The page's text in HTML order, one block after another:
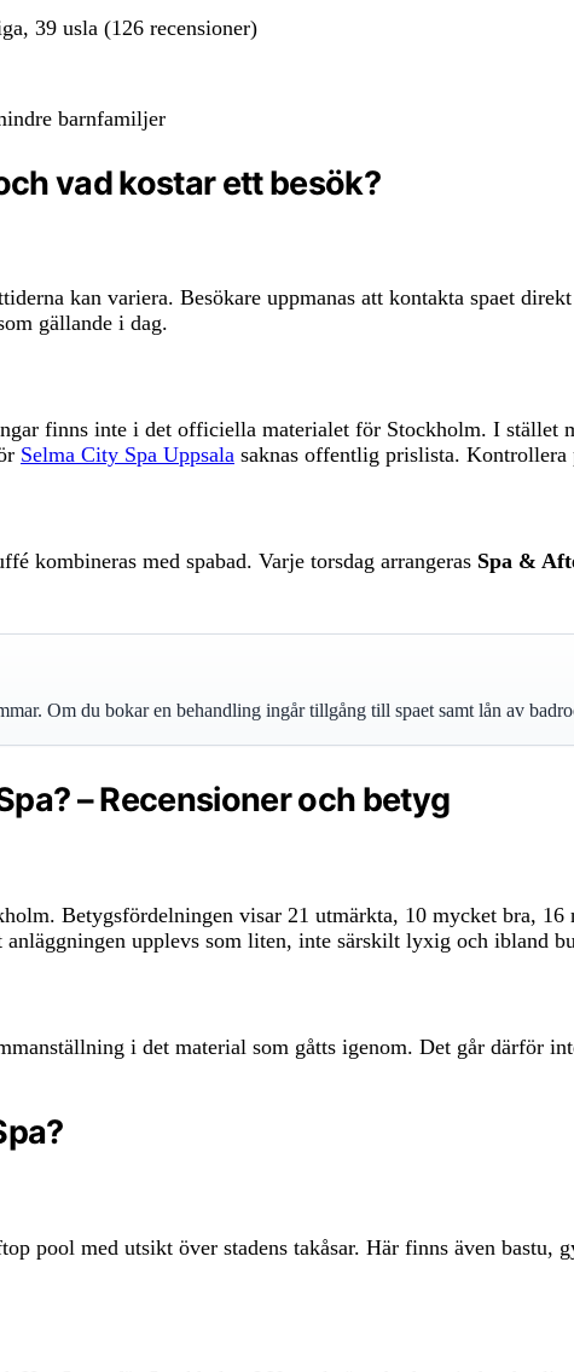
39 usla (126 recensioner)
barnfamiljer
vad kostar ett besök?
kan variera. Besökare uppmanas att kontakta spaet
gällande i dag.
finns inte i det officiella materialet för Stockholm. I stället
Selma City Spa Uppsala saknas offentlig prislista.
kombineras med spabad. Varje torsdag arrangeras Spa &
Om du bokar en behandling ingår tillgång till spaet samt lån av
– Recensioner och betyg
Betygsfördelningen visar 21 utmärkta, 10 mycket bra,
upplevs som liten, inte särskilt lyxig och ibland
i det material som gåtts igenom. Det går därför
pool med utsikt över stadens takåsar. Här finns även